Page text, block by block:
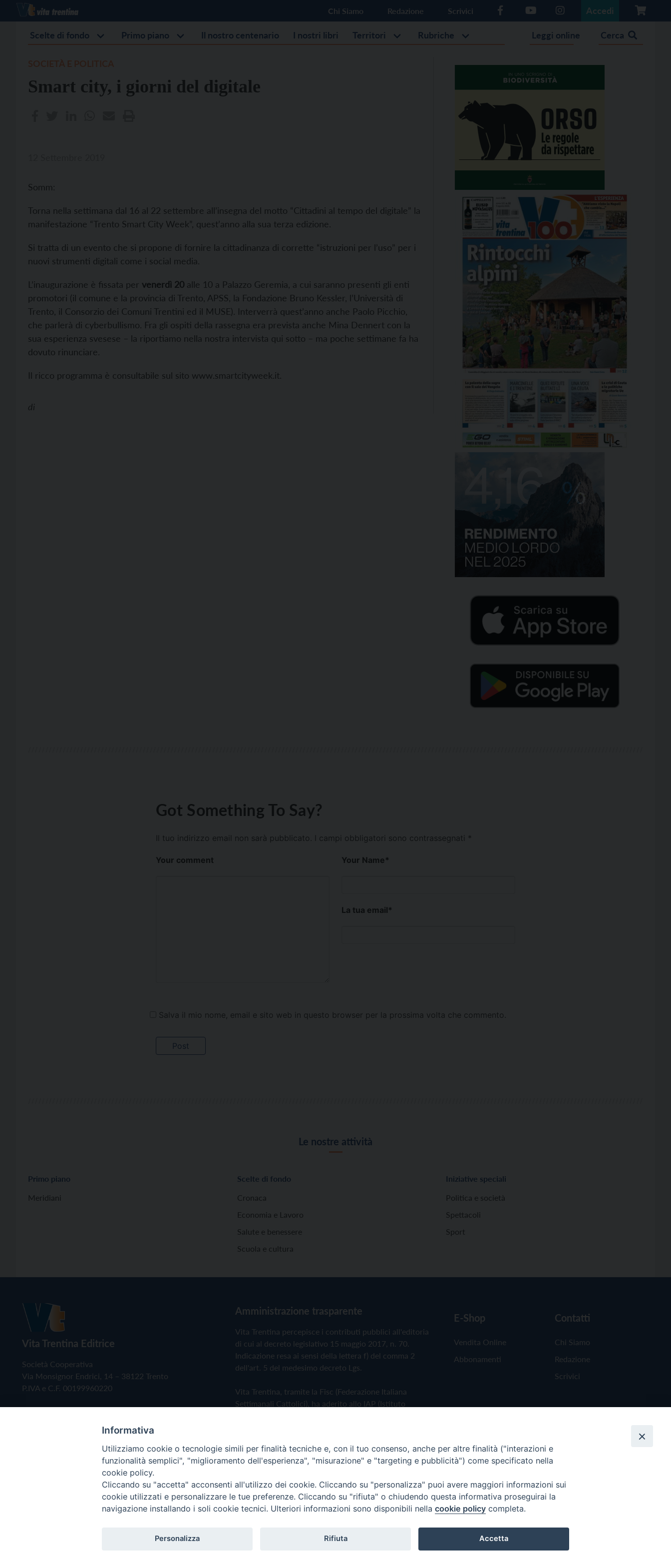
Chi Siamo Redazione Scrivici Accedi
Scelte di fondo Primo piano Il nostro centenario I nostri libri Territori Rubriche Leggi online Cerca
Smart city, i giorni del digitale
Somm:
Torna nella settimana dal 16 al 22 settembre all’insegna del motto “Cittadini al tempo del digitale” la
manifestazione “Trento Smart City Week”, quest’anno alla sua terza edizione.
Si tratta di un evento che si propone di fornire la cittadinanza di corrette “istruzioni per l’uso” per i
nuovi strumenti digitali come i social media.
L’inaugurazione è fissata per venerdì 20 alle 10 a Palazzo Geremia, a cui saranno presenti gli enti
promotori (il comune e la provincia di Trento, APSS, la Fondazione Bruno Kessler, l’Università di
Trento, il Consorzio dei Comuni Trentini ed il MUSE). Interverrà quest’anno anche Paolo Picchio,
che parlerà di cyberbullismo. Fra gli ospiti della rassegna era prevista anche Mina Dennert con la
sua esperienza svesese – la riportiamo nella nostra intervista qui sotto – ma poche settimane fa ha
dovuto rinunciare.
Il ricco programma è consultabile sul sito www.smartcityweek.it.
di
Got Something To Say?
Il tuo indirizzo email non sarà pubblicato. I campi obbligatori sono contrassegnati *
Your comment Your Name*
La tua email*
Salva il mio nome, email e sito web in questo browser per la prossima volta che commento.
Le nostre attività
Primo piano
Meridiani
Scelte di fondo
Cronaca
Economia e Lavoro
Salute e benessere
Scuola e cultura
Iniziative speciali
Politica e società
Spettacoli
Sport
Vita Trentina Editrice
Società Cooperativa
Via Monsignor Endrici, 14 – 38122 Trento
P.IVA e C.F. 00199960220
Amministrazione trasparente
Vita Trentina percepisce i contributi pubblici all'editoria
di cui al decreto legislativo 15 maggio 2017, n. 70.
Indicazione resa ai sensi della lettera f) del comma 2
dell'art. 5 del medesimo decreto Lgs.
Vita Trentina, tramite la Fisc (Federazione Italiana
Settimanali Cattolici), ha aderito allo IAP (Istituto
Privacy Policy Cookie Policy
E-Shop
Vendita Online
Abbonamenti
Contatti
Chi Siamo
Redazione
Scrivici
Copyright © 2019 - Tutti i diritti riservati - Vita Trentina Editrice
Informativa
Utilizziamo cookie o tecnologie simili per finalità tecniche e, con il tuo consenso, anche per altre finalità ("interazioni e
funzionalità semplici", "miglioramento dell'esperienza", "misurazione" e "targeting e pubblicità") come specificato nella
cookie policy.
Cliccando su "accetta" acconsenti all'utilizzo dei cookie. Cliccando su "personalizza" puoi avere maggiori informazioni sui
cookie utilizzati e personalizzare le tue preferenze. Cliccando su "rifiuta" o chiudendo questa informativa proseguirai la
navigazione installando i soli cookie tecnici. Ulteriori informazioni sono disponibili nella cookie policy completa.
Personalizza Rifiuta Accetta